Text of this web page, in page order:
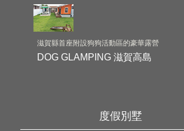
滋賀縣首座附設狗狗活動區的豪華露營
DOG GLAMPING 滋賀高島
度假別墅